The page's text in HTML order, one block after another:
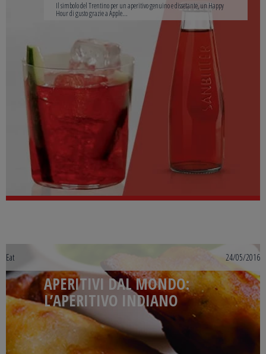
Il simbolo del Trentino per un aperitivo genuino e dissetante, un Happy
Hour di gusto grazie a Apple...
Eat 24/05/2016
APERITIVI DAL MONDO:
L’APERITIVO INDIANO